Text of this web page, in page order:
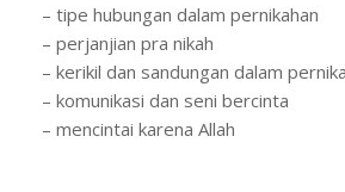
– tipe hubungan dalam pernikahan
– perjanjian pra nikah
– kerikil dan sandungan dalam
– komunikasi dan seni bercinta
– mencintai karena Allah